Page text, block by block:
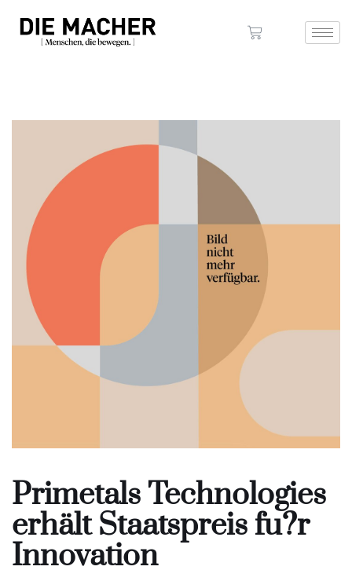
Primetals Technologies
erhält Staatspreis fu?r
Innovation